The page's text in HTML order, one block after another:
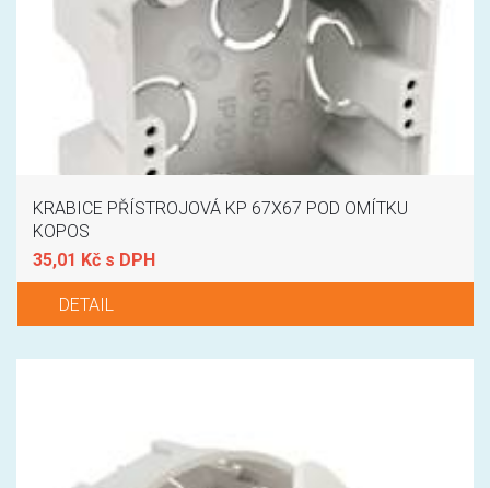
KRABICE PŘÍSTROJOVÁ KP 67X67 POD OMÍTKU
KOPOS
35,01 Kč s DPH
DETAIL